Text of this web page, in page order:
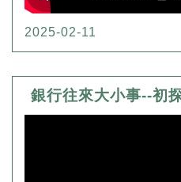
2025-02-11
銀行往來大小事--初